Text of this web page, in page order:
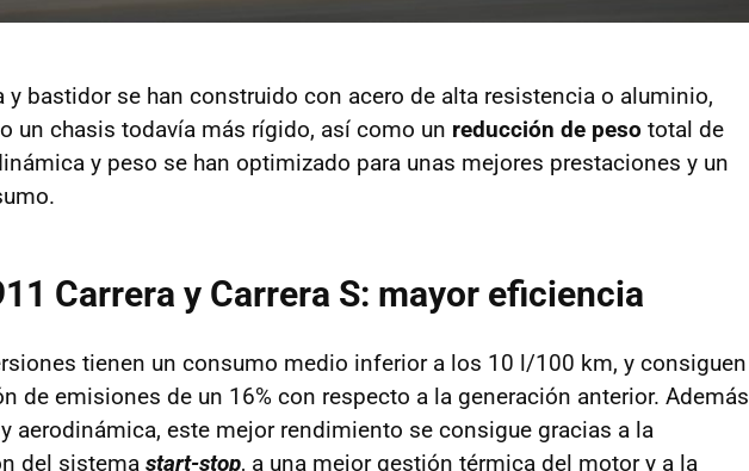
y bastidor se han construido con acero de alta resistencia o aluminio,
un chasis todavía más rígido, así como un reducción de peso total de
y peso se han optimizado para unas mejores prestaciones y un
Carrera y Carrera S: mayor eficiencia
tienen un consumo medio inferior a los 10 l/100 km, y consiguen
de emisiones de un 16% con respecto a la generación anterior. Además
aerodinámica, este mejor rendimiento se consigue gracias a la
del sistema start-stop, a una mejor gestión térmica del motor y a la